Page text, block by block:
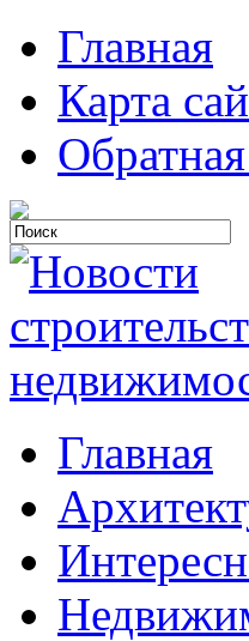
Главная
Карта
Обратная
Главная